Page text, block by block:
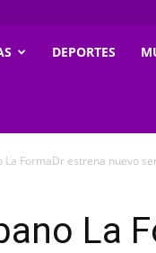
DEPORTES
FormaDr estrena nuevo
La